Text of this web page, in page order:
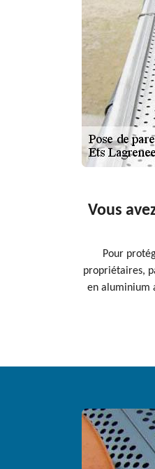
Vous
Pour
propriétaires,
en aluminium